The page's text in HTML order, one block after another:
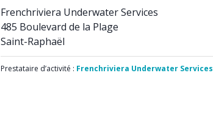
Frenchriviera Underwater Services
485 Boulevard de la Plage
Saint-Raphaël
Prestataire d’activité : Frenchriviera Underwater Services